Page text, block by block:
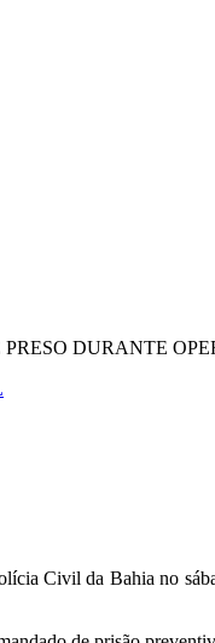
DURANTE
Civil da Bahia no